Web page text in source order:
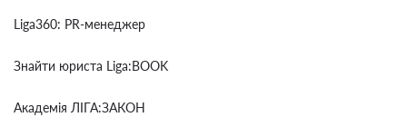
Liga360: PR-менеджер
Знайти юриста Liga:BOOK
Академія ЛІГА:ЗАКОН